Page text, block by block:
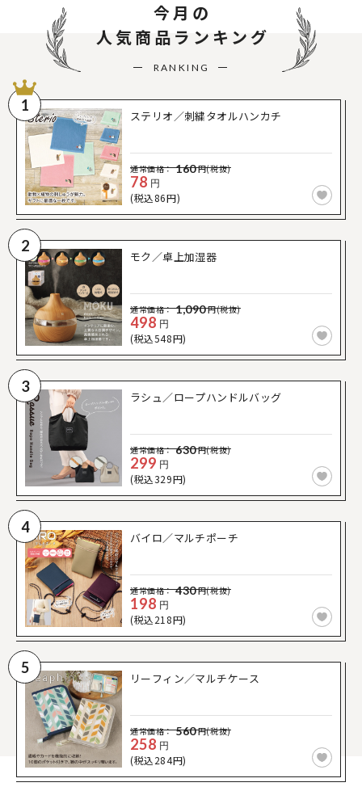
今月の
人気商品ランキング
RANKING
1
ステリオ／刺繍タオルハンカチ
通常価格： 160円(税抜)
78 円
(税込86円)
2
モク／卓上加湿器
通常価格： 1,090円(税抜)
498 円
(税込548円)
3
ラシュ／ロープハンドルバッグ
通常価格： 630円(税抜)
299 円
(税込329円)
4
バイロ／マルチポーチ
通常価格： 430円(税抜)
198 円
(税込218円)
5
リーフィン／マルチケース
通常価格： 560円(税抜)
258 円
(税込284円)